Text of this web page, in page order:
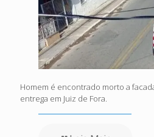
Homem é encontrado morto a
entrega em Juiz de Fora.